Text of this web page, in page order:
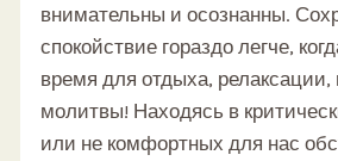
внимательны и осознанны.
спокойствие гораздо легче,
время для отдыха,
молитвы! Находясь в
или не комфортных для нас